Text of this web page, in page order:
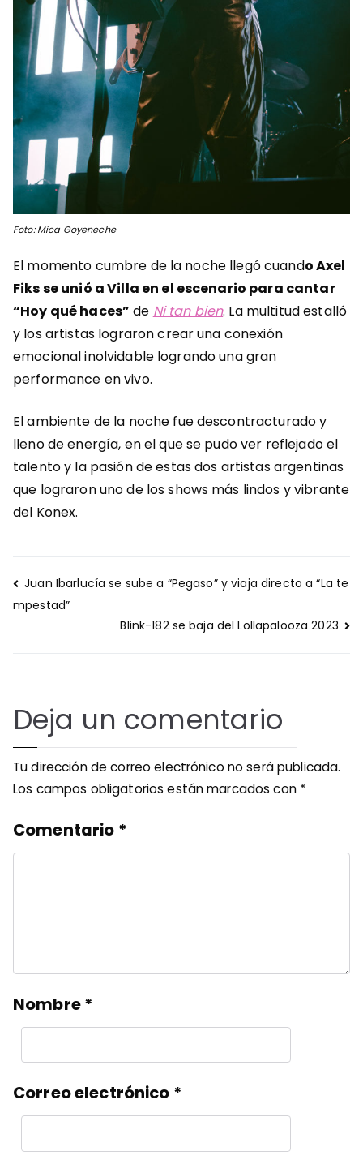
Foto: Mica Goyeneche
El momento cumbre de la noche llegó cuando Axel
Fiks se unió a Villa en el escenario para cantar
“Hoy qué haces” de Ni tan bien. La multitud estalló
y los artistas lograron crear una conexión
emocional inolvidable logrando una gran
performance en vivo.
El ambiente de la noche fue descontracturado y
lleno de energía, en el que se pudo ver reflejado el
talento y la pasión de estas dos artistas argentinas
que lograron uno de los shows más lindos y vibrante
del Konex.
Navegación
de
Juan Ibarlucía se sube a “Pegaso” y viaja directo a “La te
mpestad”
Blink-182 se baja del Lollapalooza 2023
Deja un comentario
Tu dirección de correo electrónico no será publicada.
Los campos obligatorios están marcados con *
Comentario *
Nombre*
Correo electrónico *